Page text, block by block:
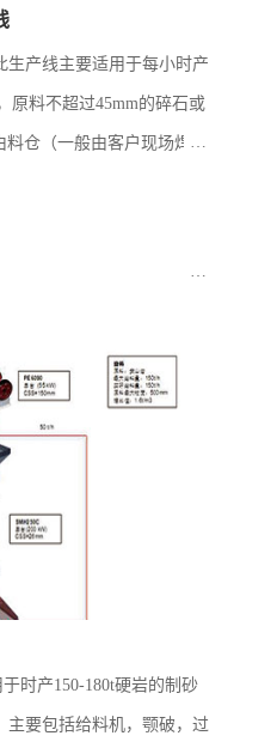
生产线主要适用于每小时产
原料不超过45mm的碎石或
仓（一般由客户现场焊
时产150-180t硬岩的制砂
主要包括给料机，颚破，过